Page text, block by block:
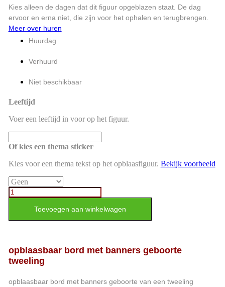
Kies alleen de dagen dat dit figuur opgeblazen staat. De dag
ervoor en erna niet, die zijn voor het ophalen en terugbrengen.
Meer over huren
Huurdag
Verhuurd
Niet beschikbaar
Leeftijd
Voer een leeftijd in voor op het figuur.
Of kies een thema sticker
Kies voor een thema tekst op het opblaasfiguur. Bekijk voorbeeld
opblaasbaar
bord
aantal
Toevoegen aan winkelwagen
opblaasbaar bord met banners geboorte
tweeling
opblaasbaar bord met banners geboorte van een tweeling